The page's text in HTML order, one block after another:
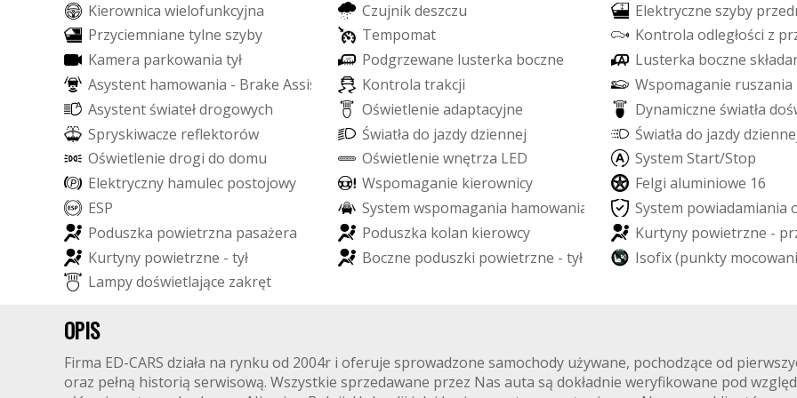
Kierownica wielofunkcyjna Czujnik deszczu Elektryczne szyby przed
Przyciemniane tylne szyby Tempomat Kontrola odległości z pr
Kamera parkowania tył Podgrzewane lusterka boczne Lusterka boczne składa
Asystent hamowania - Brake Assis Kontrola trakcji Wspomaganie ruszania
Asystent światełdrogowych Oświetlenie adaptacyjne Dynamiczne światła doś
Spryskiwacze refektorów Światła do jazdy dziennej Światła do jazdydzienne
Oświetlenie drogi do domu Oświetlenie wnętrza LED System Start/Stop
Elektryczny hamulec postojowy Wspomaganie kierownicy Felgi aluminiowe 16
ESP System wspomagania hamowania System powiadamiania
Poduszka powietrzna pasażera Poduszka kolan kierowcy Kurtyny powietrzne - pr
Kurtyny powietrzne - tył Boczne poduszki powietrzne - tył Isofix(punkty mocowani
Lampydoświetlające zakręt
OPIS
Firma ED-CARS działa na rynku od 2004r i oferuje sprowadzone samochody używane, pochodzące od
oraz pełną historią serwisową. Wszystkie sprzedawane przez Nas auta są dokładnie weryfikowane pod